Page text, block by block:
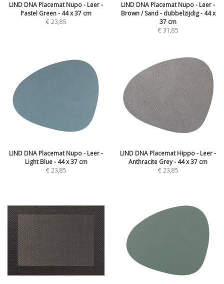
LIND DNA Placemat Nupo - Leer -
Pastel Green - 44 x 37 cm
€23,85
LIND DNA Placemat Nupo - Leer -
Brown / Sand - dubbelzijdig - 44 x
37 cm
€31,85
LIND DNA Placemat Nupo - Leer -
Light Blue - 44 x 37 cm
€23,85
LIND DNA Placemat Hippo - Leer -
Anthracite Grey - 44 x 37 cm
€23,85